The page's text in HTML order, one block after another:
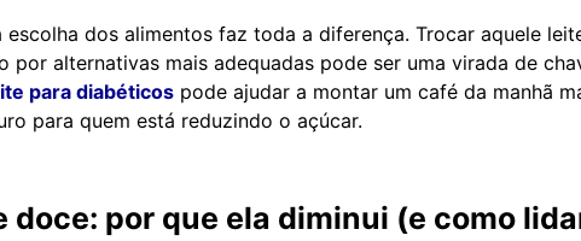
escolha dos alimentos faz toda a diferença. Trocar aquele
por alternativas mais adequadas pode ser uma virada de
para diabéticos pode ajudar a montar um café da manhã
para quem está reduzindo o açúcar.
doce: por que ela diminui (e como